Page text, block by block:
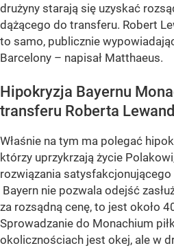
drużyny starają się uzyskać
dążącego do transferu. Robert
to samo, publicznie
Barcelony – napisał Matthaeus.
Hipokryzja Bayernu
transferu Roberta
Właśnie na tym ma polegać
którzy uprzykrzają życie
rozwiązania
Bayern nie pozwala odejść
za rozsądną cenę, to jest około
Sprowadzanie do Monachium
okolicznościach jest okej, ale w